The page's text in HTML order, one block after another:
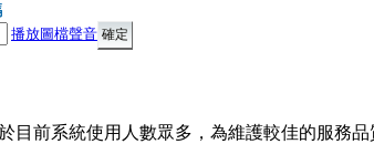
播放圖檔聲音
目前系統使用人數眾多，為維護較佳的服務